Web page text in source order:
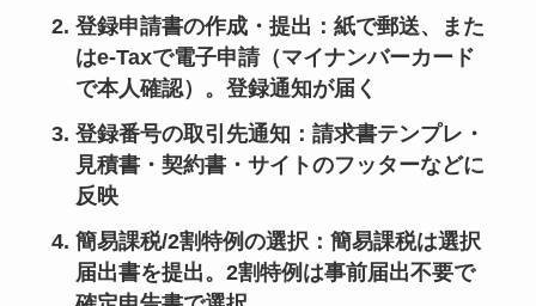
登録申請書の作成・提出 ：紙で郵送、また
はe-Taxで電子申請（マイナンバーカード
で本人確認）。登録通知が届く
登録番号の取引先通知 ：請求書テンプレ・
見積書・契約書・サイトのフッターなどに
反映
簡易課税/2割特例の選択 ：簡易課税は選択
届出書を提出。2割特例は事前届出不要で